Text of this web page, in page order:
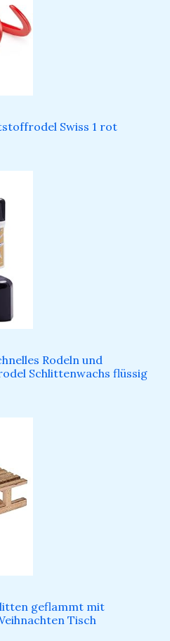
Swiss 1 rot
Rodeln und
Schlittenwachs flüssig
geflammt mit
Tisch